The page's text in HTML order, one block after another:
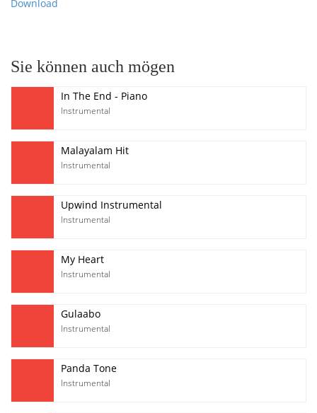
Download
Sie können auch mögen
In The End - Piano
Instrumental
Malayalam Hit
Instrumental
Upwind Instrumental
Instrumental
My Heart
Instrumental
Gulaabo
Instrumental
Panda Tone
Instrumental